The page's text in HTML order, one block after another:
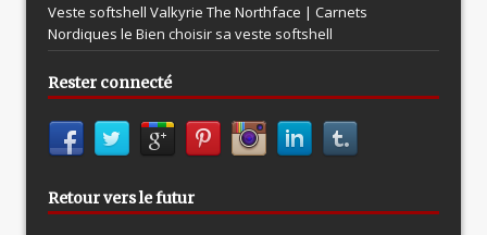
Veste softshell Valkyrie The Northface | Carnets
Nordiques le Bien choisir sa veste softshell
Rester connecté
Retour vers le futur